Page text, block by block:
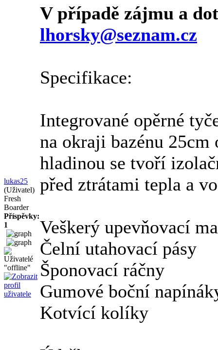
lukas25
(Uživatel)
Fresh
Boarder
Příspěvky:
1
V případě zájmu a
lhorsky@seznam.cz
Specifikace:
Integrované opěrné
na okraji bazénu
hladinou se tvoří
před ztrátami tepla a
Veškerý upevňovací
Čelní utahovací pásy
Šponovací ráčny
Gumové boční
Kotvící kolíky